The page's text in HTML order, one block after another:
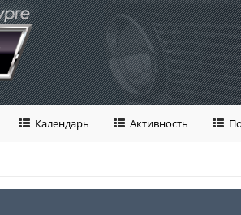
Календарь Активность